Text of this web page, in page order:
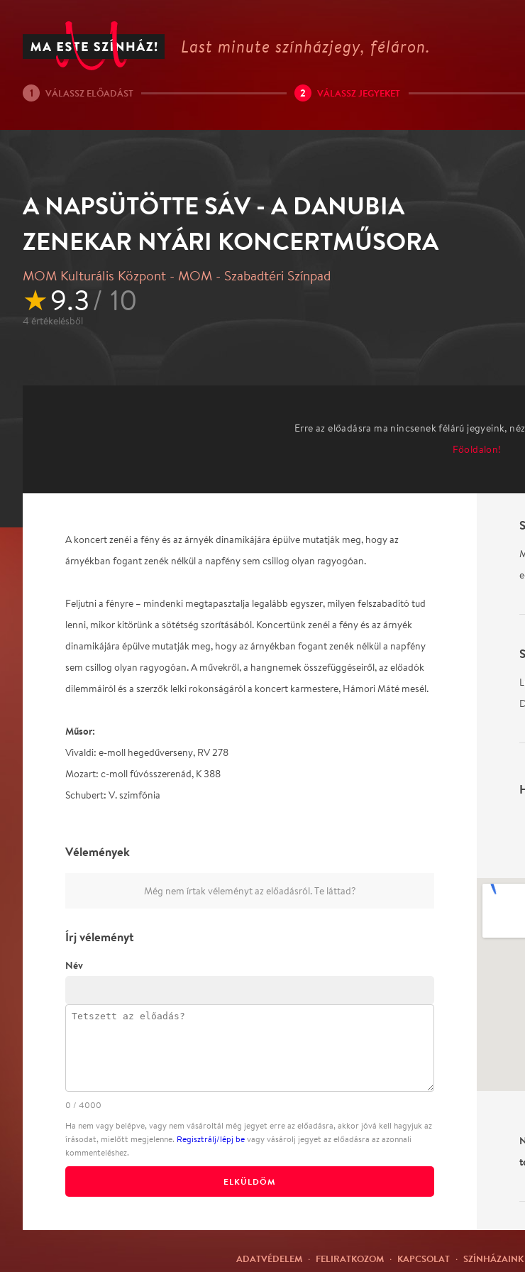
Last minute színházjegy, féláron.
1 VÁLASSZ ELŐADÁST 2 VÁLASSZ JEGYEKET
A NAPSÜTÖTTE SÁV - A DANUBIA
ZENEKAR NYÁRI KONCERTMŰSORA
MOM Kulturális Központ - MOM - Szabadtéri Színpad
★9.3/ 10
4 értékelésből
Erre az előadásra ma nincsenek félárú jegyeink,
Főoldalon!
A koncert zenéi a fény és az árnyék dinamikájára épülve mutatják meg, hogy az
árnyékban fogant zenék nélkül a napfény sem csillog olyan ragyogóan.
Feljutni a fényre – mindenki megtapasztalja legalább egyszer, milyen felszabadító tud
lenni, mikor kitörünk a sötétség szorításából. Koncertünk zenéi a fény és az árnyék
dinamikájára épülve mutatják meg, hogy az árnyékban fogant zenék nélkül a napfény
sem csillog olyan ragyogóan. A művekről, a hangnemek összefüggéseiről, az előadók
dilemmáiról és a szerzők lelki rokonságáról a koncert karmestere, Hámori Máté mesél.
Műsor:
Vivaldi: e-moll hegedűverseny, RV 278
Mozart: c-moll fúvósszerenád, K 388
Schubert: V. szimfónia
Vélemények
Még nem írtak véleményt az előadásról. Te láttad?
Írj véleményt
Név
0 / 4000
Ha nem vagy belépve, vagy nem vásároltál még jegyet erre az előadásra, akkor jóvá kell hagyjuk az
írásodat, mielőtt megjelenne. Regisztrálj/lépj be vagy vásárolj jegyet az előadásra az azonnali
kommenteléshez.
ELKÜLDÖM
ADATVÉDELEM · FELIRATKOZOM · KAPCSOLAT · SZÍNHÁZAINK